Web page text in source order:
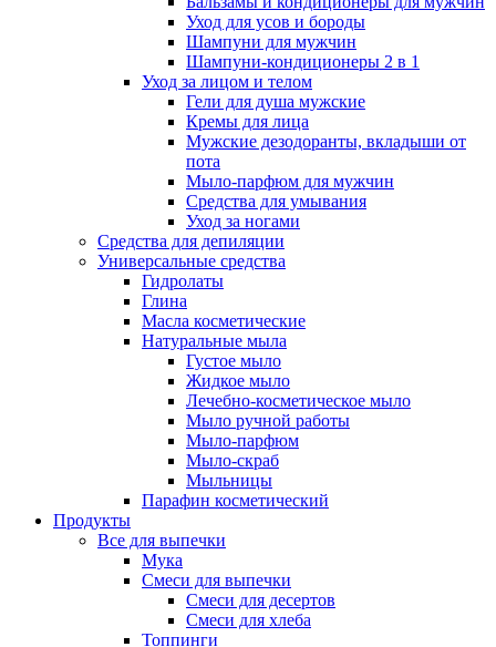
Уход для усов и бороды
Шампуни для мужчин
Шампуни-кондиционеры 2 в 1
Уход за лицом и телом
Гели для душа мужские
Кремы для лица
Мужские дезодоранты, вкладыши от
пота
Мыло-парфюм для мужчин
Средства для умывания
Уход за ногами
Средства для депиляции
Универсальные средства
Гидролаты
Глина
Масла косметические
Натуральные мыла
Густое мыло
Жидкое мыло
Лечебно-косметическое мыло
Мыло ручной работы
Мыло-парфюм
Мыло-скраб
Мыльницы
Парафин косметический
Продукты
Все для выпечки
Мука
Смеси для выпечки
Смеси для десертов
Смеси для хлеба
Топпинги